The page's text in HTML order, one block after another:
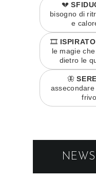
💔
bisogno di
e
🎞️ ISPIRATO
le magie
dietro le
🦋